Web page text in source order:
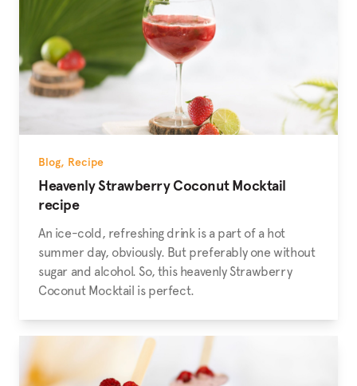
Blog, Recipe
Heavenly Strawberry Coconut Mocktail
recipe
An ice-cold, refreshing drink is a part of a hot
summer day, obviously. But preferably one without
sugar and alcohol. So, this heavenly Strawberry
Coconut Mocktail is perfect.